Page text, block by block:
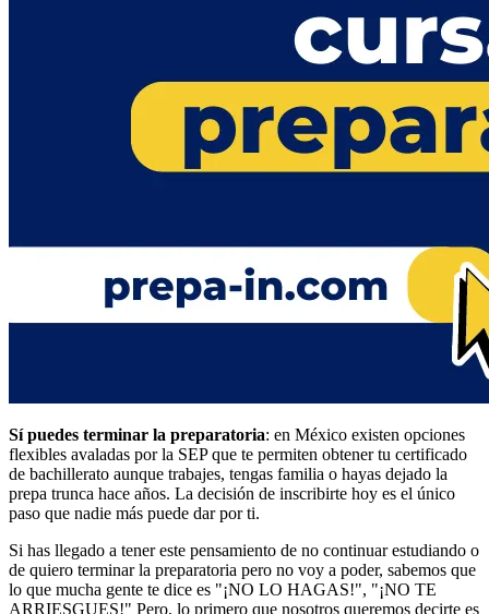
Sí puedes terminar la preparatoria: en México existen opciones
flexibles avaladas por la SEP que te permiten obtener tu certificado
de bachillerato aunque trabajes, tengas familia o hayas dejado la
prepa trunca hace años. La decisión de inscribirte hoy es el único
paso que nadie más puede dar por ti.
Si has llegado a tener este pensamiento de no continuar estudiando o
de quiero terminar la preparatoria pero no voy a poder, sabemos que
lo que mucha gente te dice es "¡NO LO HAGAS!", "¡NO TE
ARRIESGUES!" Pero, lo primero que nosotros queremos decirte es